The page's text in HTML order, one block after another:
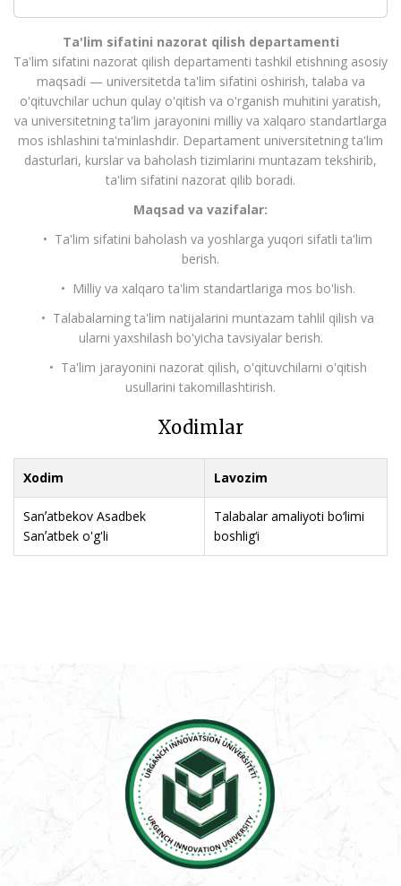
Ta'lim sifatini nazorat qilish departamenti
Ta'lim sifatini nazorat qilish departamenti tashkil etishning asosiy
maqsadi — universitetda ta'lim sifatini oshirish, talaba va
o'qituvchilar uchun qulay o'qitish va o'rganish muhitini yaratish,
va universitetning ta'lim jarayonini milliy va xalqaro standartlarga
mos ishlashini ta'minlashdir. Departament universitetning ta'lim
dasturlari, kurslar va baholash tizimlarini muntazam tekshirib,
ta'lim sifatini nazorat qilib boradi.
Maqsad va vazifalar:
• Ta'lim sifatini baholash va yoshlarga yuqori sifatli ta'lim
berish.
• Milliy va xalqaro ta'lim standartlariga mos bo'lish.
• Talabalarning ta'lim natijalarini muntazam tahlil qilish va
ularni yaxshilash bo'yicha tavsiyalar berish.
• Ta'lim jarayonini nazorat qilish, o'qituvchilarni o'qitish
usullarini takomillashtirish.
Xodimlar
Xodim Lavozim
Sanʼatbekov Asadbek
Sanʼatbek o'g'li
Talabalar amaliyoti bo‘limi
boshlig‘i